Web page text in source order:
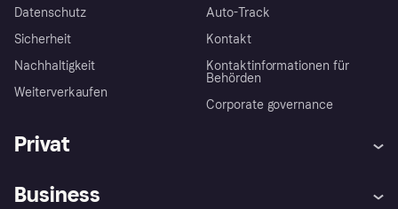
Datenschutz
Sicherheit
Nachhaltigkeit
Weiterverkaufen
Auto-Track
Kontakt
Kontaktinformationen für
Behörden
Corporate governance
Privat
Business